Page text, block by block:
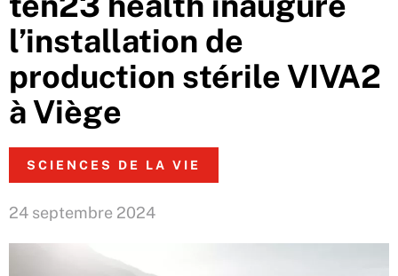
l’installation de
production stérile VIVA2
à Viège
SCIENCES DE LA VIE
24 septembre 2024